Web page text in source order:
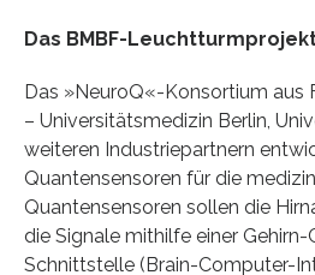
Das BMBF-
Das »NeuroQ«-Konsortium aus
– Universitätsmedizin Berlin,
weiteren Industriepartnern
Quantensensoren für die
Quantensensoren sollen die
die Signale mithilfe einer
Schnittstelle (Brain-Computer-